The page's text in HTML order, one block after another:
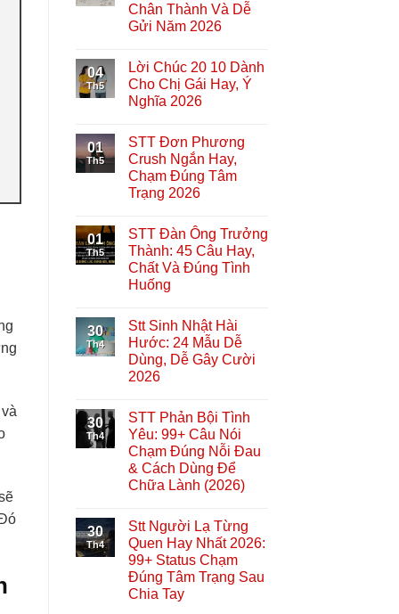
Chân Thành Và Dễ
Gửi Năm 2026
04
Th5
Lời Chúc 20 10 Dành
Cho Chị Gái Hay, Ý
Nghĩa 2026
01
Th5
STT Đơn Phương
Crush Ngắn Hay,
Chạm Đúng Tâm
Trạng 2026
01
Th5
STT Đàn Ông Trưởng
Thành: 45 Câu Hay,
Chất Và Đúng Tình
Huống
30
Th4
Stt Sinh Nhật Hài
Hước: 24 Mẫu Dễ
Dùng, Dễ Gây Cười
2026
30
Th4
STT Phản Bội Tình
Yêu: 99+ Câu Nói
Chạm Đúng Nỗi Đau
& Cách Dùng Để
Chữa Lành (2026)
30
Th4
Stt Người Lạ Từng
Quen Hay Nhất 2026:
99+ Status Chạm
Đúng Tâm Trạng Sau
Chia Tay